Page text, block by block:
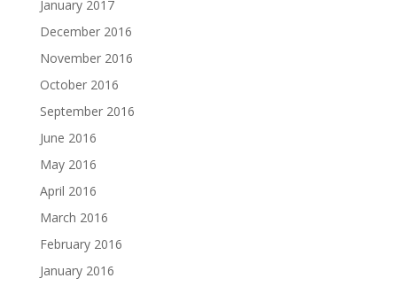
January 2017
December 2016
November 2016
October 2016
September 2016
June 2016
May 2016
April 2016
March 2016
February 2016
January 2016